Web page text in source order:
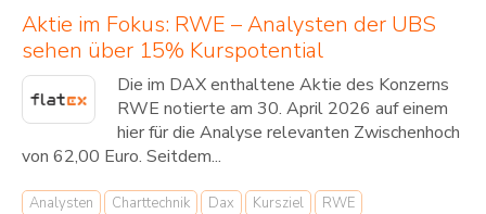
Aktie im Fokus: RWE – Analysten der UBS
sehen über 15% Kurspotential
Die im DAX enthaltene Aktie des Konzerns
RWE notierte am 30. April 2026 auf einem
hier für die Analyse relevanten Zwischenhoch
von 62,00 Euro. Seitdem...
Analysten Charttechnik Dax Kursziel RWE